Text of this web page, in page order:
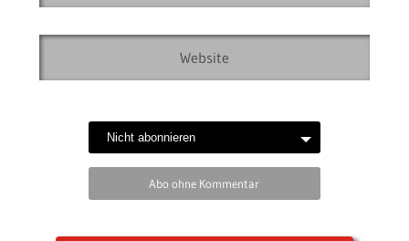
Abo ohne Kommentar